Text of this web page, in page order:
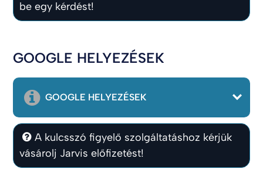
be egy kérdést!
GOOGLE HELYEZÉSEK
GOOGLE HELYEZÉSEK
A kulcsszó figyelő szolgáltatáshoz kérjük
vásárolj Jarvis előfizetést!